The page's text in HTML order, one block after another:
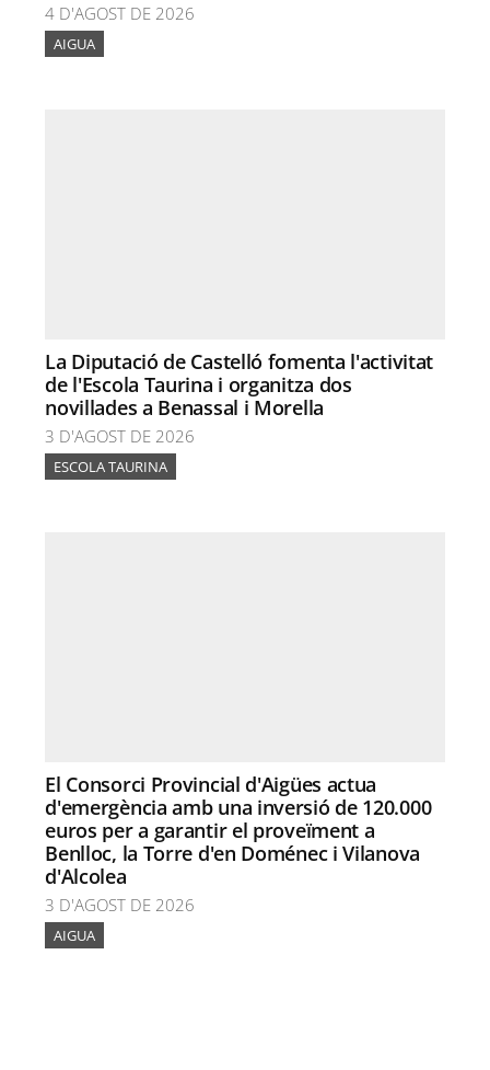
4 D'AGOST DE 2026
AIGUA
La Diputació de Castelló fomenta l'activitat
de l'Escola Taurina i organitza dos
novillades a Benassal i Morella
3 D'AGOST DE 2026
ESCOLA TAURINA
El Consorci Provincial d'Aigües actua
d'emergència amb una inversió de 120.000
euros per a garantir el proveïment a
Benlloc, la Torre d'en Doménec i Vilanova
d'Alcolea
3 D'AGOST DE 2026
AIGUA